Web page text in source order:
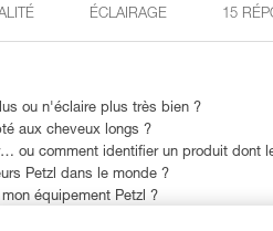
ÉCLAIRAGE 15
ou n'éclaire plus très bien ?
aux cheveux longs ?
ou comment identifier un produit dont
Petzl dans le monde ?
équipement Petzl ?
caméra de type GoPro sur mon